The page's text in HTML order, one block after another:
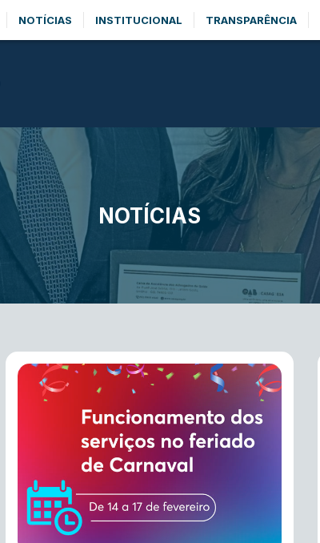
NOTÍCIAS INSTITUCIONAL TRANSPARÊNCIA
NOTÍCIAS